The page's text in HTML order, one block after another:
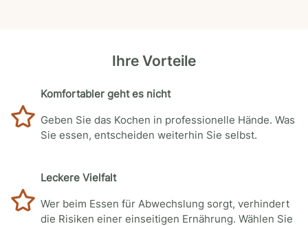
Ihre Vorteile
Komfortabler geht es nicht
Geben Sie das Kochen in professionelle Hände. Was
Sie essen, entscheiden weiterhin Sie selbst.
Leckere Vielfalt
Wer beim Essen für Abwechslung sorgt, verhindert
die Risiken einer einseitigen Ernährung. Wählen Sie